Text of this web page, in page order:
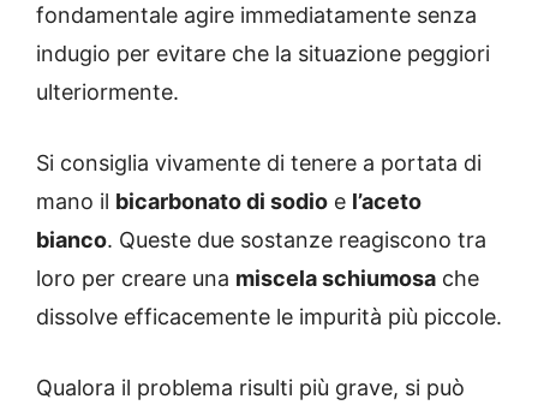
fondamentale agire immediatamente senza
indugio per evitare che la situazione peggiori
ulteriormente.
Si consiglia vivamente di tenere a portata di
mano il bicarbonato di sodio e l’aceto
bianco. Queste due sostanze reagiscono tra
loro per creare una miscela schiumosa che
dissolve efficacemente le impurità più piccole.
Qualora il problema risulti più grave, si può